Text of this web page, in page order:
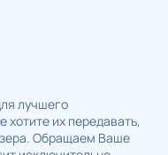
лучшего
хотите их передавать,
Обращаем Ваше